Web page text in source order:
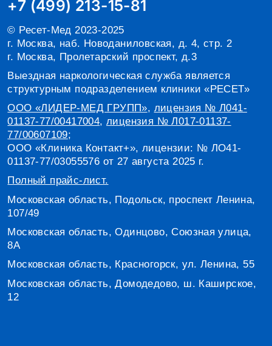
+7 (499) 213-15-81
© Ресет-Мед 2023-2025
г. Москва, наб. Новоданиловская, д. 4, стр. 2
г. Москва, Пролетарский проспект, д.3
Выездная наркологическая служба является
структурным подразделением клиники «РЕСЕТ»
ООО «ЛИДЕР-МЕД ГРУПП», лицензия № Л041-
01137-77/00417004, лицензия № Л017-01137-
77/00607109;
ООО «Клиника Контакт+», лицензии: № ЛО41-
01137-77/03055576 от 27 августа 2025 г.
Полный прайс-лист.
Московская область, Подольск, проспект Ленина,
107/49
Московская область, Одинцово, Союзная улица,
8А
Московская область, Красногорск, ул. Ленина, 55
Московская область, Домодедово, ш. Каширское,
12